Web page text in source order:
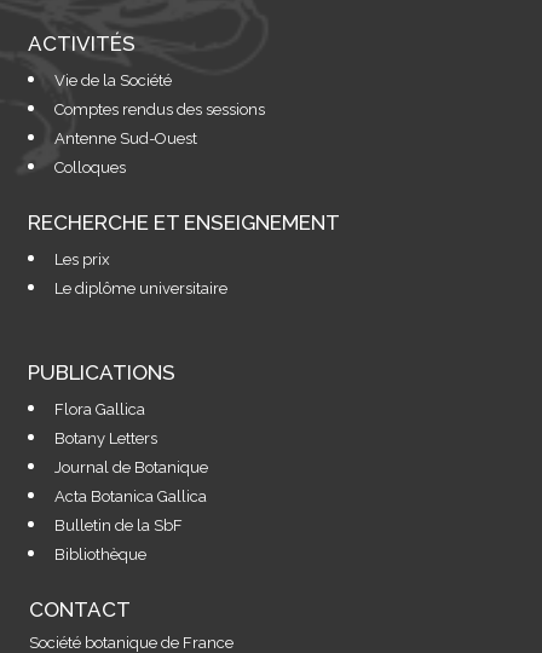
ACTIVITÉS
Vie de la Société
Comptes rendus des sessions
Antenne Sud-Ouest
Colloques
RECHERCHE ET ENSEIGNEMENT
Les prix
Le diplôme universitaire
PUBLICATIONS
Flora Gallica
Botany Letters
Journal de Botanique
Acta Botanica Gallica
Bulletin de la SbF
Bibliothèque
CONTACT
Société botanique de France